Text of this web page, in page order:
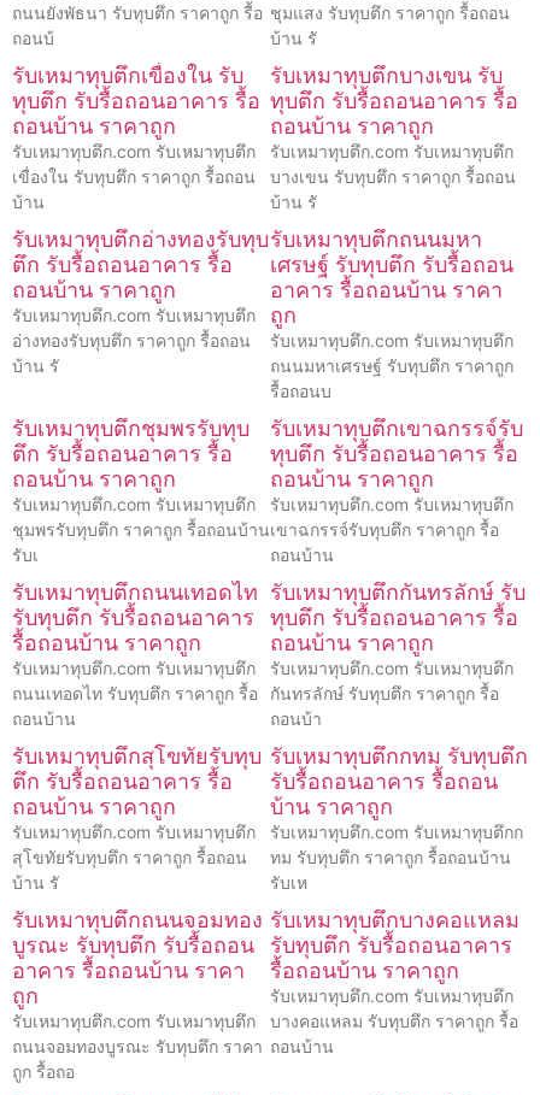
ถนนยังพัธนา รับทุบตึก ราคาถูก รื้อ
ถอนบ้
ชุมแสง รับทุบตึก ราคาถูก รื้อถอน
บ้าน รั
รับเหมาทุบตึกเขื่องใน รับ
ทุบตึก รับรื้อถอนอาคาร รื้อ
ถอนบ้าน ราคาถูก
รับเหมาทุบตึก.com รับเหมาทุบตึก
เขื่องใน รับทุบตึก ราคาถูก รื้อถอน
บ้าน
รับเหมาทุบตึกบางเขน รับ
ทุบตึก รับรื้อถอนอาคาร รื้อ
ถอนบ้าน ราคาถูก
รับเหมาทุบตึก.com รับเหมาทุบตึก
บางเขน รับทุบตึก ราคาถูก รื้อถอน
บ้าน รั
รับเหมาทุบตึกอ่างทองรับทุบ
ตึก รับรื้อถอนอาคาร รื้อ
ถอนบ้าน ราคาถูก
รับเหมาทุบตึก.com รับเหมาทุบตึก
อ่างทองรับทุบตึก ราคาถูก รื้อถอน
บ้าน รั
รับเหมาทุบตึกถนนมหา
เศรษฐ์ รับทุบตึก รับรื้อถอน
อาคาร รื้อถอนบ้าน ราคา
ถูก
รับเหมาทุบตึก.com รับเหมาทุบตึก
ถนนมหาเศรษฐ์ รับทุบตึก ราคาถูก
รื้อถอนบ
รับเหมาทุบตึกชุมพรรับทุบ
ตึก รับรื้อถอนอาคาร รื้อ
ถอนบ้าน ราคาถูก
รับเหมาทุบตึก.com รับเหมาทุบตึก
ชุมพรรับทุบตึก ราคาถูก รื้อถอนบ้าน
รับเ
รับเหมาทุบตึกเขาฉกรรจ์รับ
ทุบตึก รับรื้อถอนอาคาร รื้อ
ถอนบ้าน ราคาถูก
รับเหมาทุบตึก.com รับเหมาทุบตึก
เขาฉกรรจ์รับทุบตึก ราคาถูก รื้อ
ถอนบ้าน
รับเหมาทุบตึกถนนเทอดไท
รับทุบตึก รับรื้อถอนอาคาร
รื้อถอนบ้าน ราคาถูก
รับเหมาทุบตึก.com รับเหมาทุบตึก
ถนนเทอดไท รับทุบตึก ราคาถูก รื้อ
ถอนบ้าน
รับเหมาทุบตึกกันทรลักษ์ รับ
ทุบตึก รับรื้อถอนอาคาร รื้อ
ถอนบ้าน ราคาถูก
รับเหมาทุบตึก.com รับเหมาทุบตึก
กันทรลักษ์ รับทุบตึก ราคาถูก รื้อ
ถอนบ้า
รับเหมาทุบตึกสุโขทัยรับทุบ
ตึก รับรื้อถอนอาคาร รื้อ
ถอนบ้าน ราคาถูก
รับเหมาทุบตึก.com รับเหมาทุบตึก
สุโขทัยรับทุบตึก ราคาถูก รื้อถอน
บ้าน รั
รับเหมาทุบตึกกทม รับทุบตึก
รับรื้อถอนอาคาร รื้อถอน
บ้าน ราคาถูก
รับเหมาทุบตึก.com รับเหมาทุบตึกก
ทม รับทุบตึก ราคาถูก รื้อถอนบ้าน
รับเห
รับเหมาทุบตึกถนนจอมทอง
บูรณะ รับทุบตึก รับรื้อถอน
อาคาร รื้อถอนบ้าน ราคา
ถูก
รับเหมาทุบตึก.com รับเหมาทุบตึก
ถนนจอมทองบูรณะ รับทุบตึก ราคา
ถูก รื้อถอ
รับเหมาทุบตึกบางคอแหลม
รับทุบตึก รับรื้อถอนอาคาร
รื้อถอนบ้าน ราคาถูก
รับเหมาทุบตึก.com รับเหมาทุบตึก
บางคอแหลม รับทุบตึก ราคาถูก รื้อ
ถอนบ้าน